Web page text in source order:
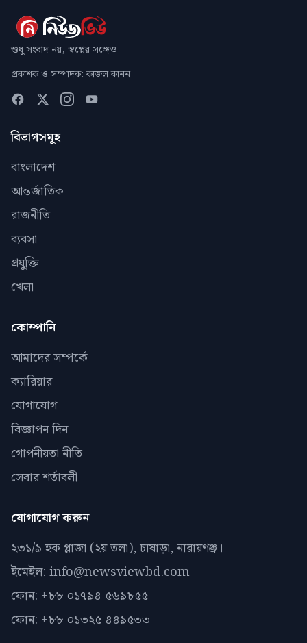
শুধু সংবাদ নয়, স্বপ্নের সঙ্গেও
প্রকাশক ও সম্পাদক: কাজল কানন
বিভাগসমূহ
বাংলাদেশ
আন্তর্জাতিক
রাজনীতি
ব্যবসা
প্রযুক্তি
খেলা
কোম্পানি
আমাদের সম্পর্কে
ক্যারিয়ার
যোগাযোগ
বিজ্ঞাপন দিন
গোপনীয়তা নীতি
সেবার শর্তাবলী
যোগাযোগ করুন
২৩১/৯ হক প্লাজা (২য় তলা), চাষাড়া, নারায়ণঞ্জ।
ইমেইল: info@newsviewbd.com
ফোন: +৮৮ ০১৭৯৪ ৫৬৯৮৫৫
ফোন: +৮৮ ০১৩২৫ ৪৪৯৫৩৩